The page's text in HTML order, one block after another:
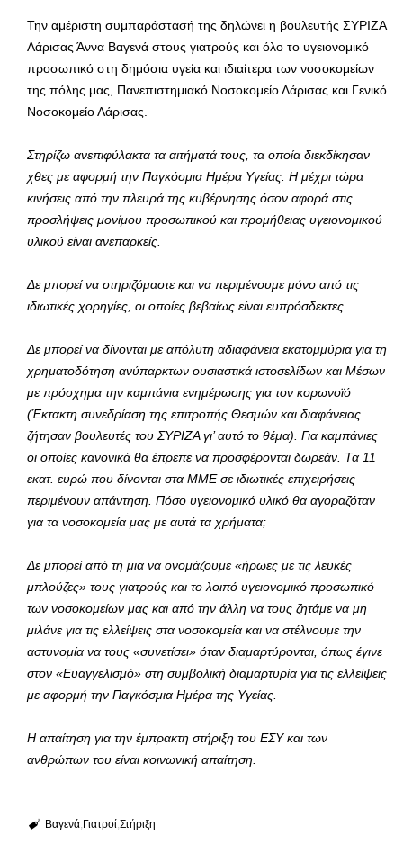
Την αμέριστη συμπαράστασή της δηλώνει η βουλευτής ΣΥΡΙΖΑ
Λάρισας Άννα Βαγενά στους γιατρούς και όλο το υγειονομικό
προσωπικό στη δημόσια υγεία και ιδιαίτερα των νοσοκομείων
της πόλης μας, Πανεπιστημιακό Νοσοκομείο Λάρισας και Γενικό
Νοσοκομείο Λάρισας.
Στηρίζω ανεπιφύλακτα τα αιτήματά τους, τα οποία διεκδίκησαν
χθες με αφορμή την Παγκόσμια Ημέρα Υγείας. Η μέχρι τώρα
κινήσεις από την πλευρά της κυβέρνησης όσον αφορά στις
προσλήψεις μονίμου προσωπικού και προμήθειας υγειονομικού
υλικού είναι ανεπαρκείς.
Δε μπορεί να στηριζόμαστε και να περιμένουμε μόνο από τις
ιδιωτικές χορηγίες, οι οποίες βεβαίως είναι ευπρόσδεκτες.
Δε μπορεί να δίνονται με απόλυτη αδιαφάνεια εκατομμύρια για τη
χρηματοδότηση ανύπαρκτων ουσιαστικά ιστοσελίδων και Μέσων
με πρόσχημα την καμπάνια ενημέρωσης για τον κορωνοϊό
(Έκτακτη συνεδρίαση της επιτροπής Θεσμών και διαφάνειας
ζήτησαν βουλευτές του ΣΥΡΙΖΑ γι’ αυτό το θέμα). Για καμπάνιες
οι οποίες κανονικά θα έπρεπε να προσφέρονται δωρεάν. Τα 11
εκατ. ευρώ που δίνονται στα ΜΜΕ σε ιδιωτικές επιχειρήσεις
περιμένουν απάντηση. Πόσο υγειονομικό υλικό θα αγοραζόταν
για τα νοσοκομεία μας με αυτά τα χρήματα;
Δε μπορεί από τη μια να ονομάζουμε «ήρωες με τις λευκές
μπλούζες» τους γιατρούς και το λοιπό υγειονομικό προσωπικό
των νοσοκομείων μας και από την άλλη να τους ζητάμε να μη
μιλάνε για τις ελλείψεις στα νοσοκομεία και να στέλνουμε την
αστυνομία να τους «συνετίσει» όταν διαμαρτύρονται, όπως έγινε
στον «Ευαγγελισμό» στη συμβολική διαμαρτυρία για τις ελλείψεις
με αφορμή την Παγκόσμια Ημέρα της Υγείας.
Η απαίτηση για την έμπρακτη στήριξη του ΕΣΥ και των
ανθρώπων του είναι κοινωνική απαίτηση.
Βαγενά Γιατροί Στήριξη